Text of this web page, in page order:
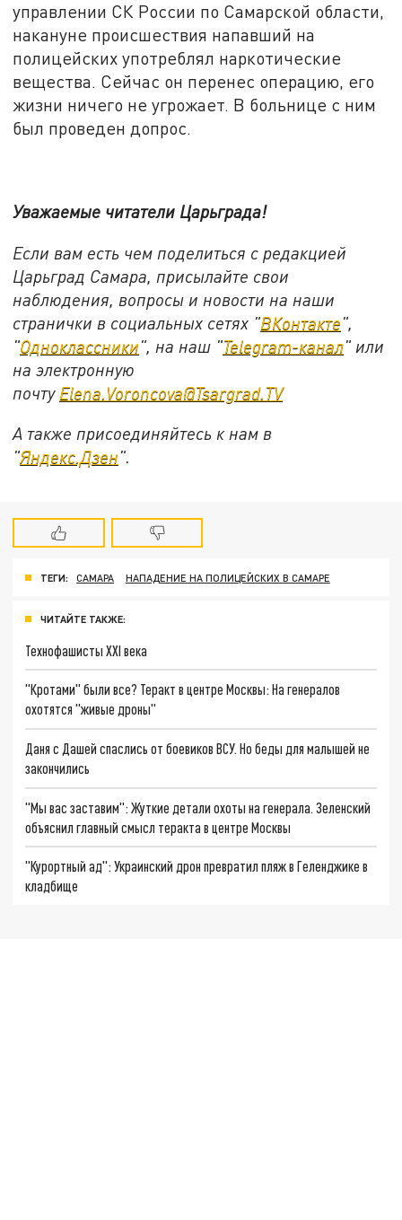
управлении СК России по Самарской области,
накануне происшествия напавший на
полицейских употреблял наркотические
вещества. Сейчас он перенес операцию, его
жизни ничего не угрожает. В больнице с ним
был проведен допрос.
Уважаемые читатели Царьграда!
Если вам есть чем поделиться с редакцией
Царьград Самара, присылайте свои
наблюдения, вопросы и новости на наши
странички в социальных сетях "ВКонтакте",
"Одноклассники", на наш "Telegram-канал" или
на электронную
почту Elena.Voroncova@Tsargrad.TV
А также присоединяйтесь к нам в
"Яндекс.Дзен".
ТЕГИ: САМАРА НАПАДЕНИЕ НА ПОЛИЦЕЙСКИХ В САМАРЕ
ЧИТАЙТЕ ТАКЖЕ:
Технофашисты XXI века
"Кротами" были все? Теракт в центре Москвы: На генералов
охотятся "живые дроны"
Даня с Дашей спаслись от боевиков ВСУ. Но беды для малышей не
закончились
"Мы вас заставим": Жуткие детали охоты на генерала. Зеленский
объяснил главный смысл теракта в центре Москвы
"Курортный ад": Украинский дрон превратил пляж в Геленджике в
кладбище